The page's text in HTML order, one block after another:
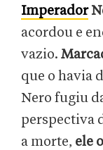
Imperador
acordou e
vazio.
que o havia
Nero fugiu
perspectiva
a morte, ele